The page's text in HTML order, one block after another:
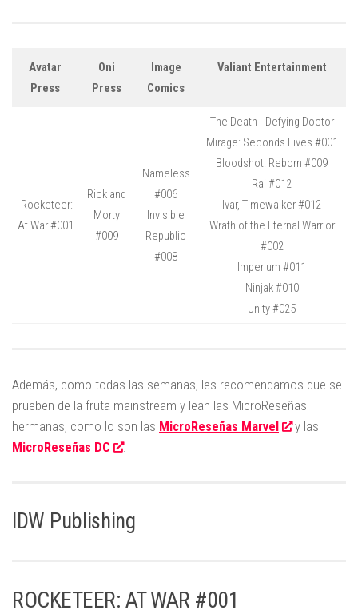
Avatar
Press
Oni
Press
Image
Comics
Valiant Entertainment
Rocketeer:
At War #001
Rick and
Morty
#009
Nameless
#006
Invisible
Republic
#008
The Death - Defying Doctor
Mirage: Seconds Lives #001
Bloodshot: Reborn #009
Rai #012
Ivar, Timewalker #012
Wrath of the Eternal Warrior
#002
Imperium #011
Ninjak #010
Unity #025
Además, como todas las semanas, les recomendamos que se
prueben de la fruta mainstream y lean las MicroReseñas
hermanas, como lo son las MicroReseñas Marvel
y las
MicroReseñas DC
.
IDW Publishing
ROCKETEER: AT WAR #001